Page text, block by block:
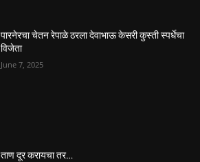
पारनेरचा चेतन रेपाळे ठरला देवाभाऊ केसरी कुस्ती स्पर्धेचा
विजेता
June 7, 2025
ताण दूर करायचा तर…